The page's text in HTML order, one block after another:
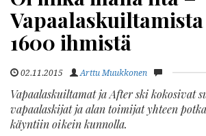
1600 ihmistä
02.11.2015 Arttu Muukkonen
Vapaalaskuiltamat ja After ski kokosivat
vapaalaskijat ja alan toimijat yhteen
käyntiin oikein kunnolla.